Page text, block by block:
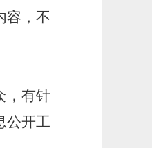
容，不
，有针
公开工